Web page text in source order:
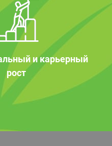
и карьерный
рост